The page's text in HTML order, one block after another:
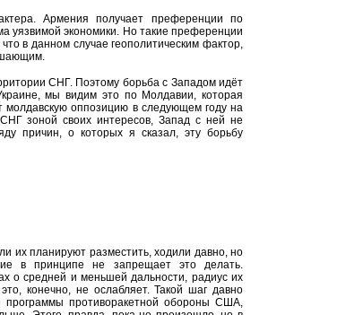
Армения получает преференции по
уязвимой экономики. Но такие преференции
в данном случае геополитическим фактор,
СНГ. Поэтому борьба с Западом идёт
мы видим это по Молдавии, которая
молдавскую оппозицию в следующем году на
зоной своих интересов, Запад с ней не
причин, о которых я сказал, эту борьбу
их планируют разместить, ходили давно, но
в принципе не запрещает это делать.
о средней и меньшей дальности, радиус их
конечно, не ослабляет. Такой шаг давно
программы противоракетной обороны США,